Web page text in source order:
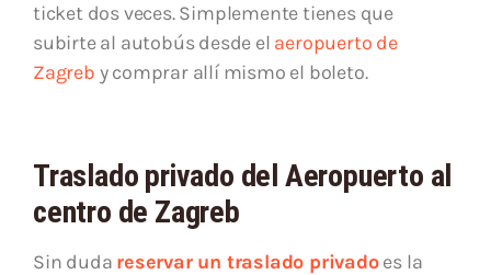
ticket dos veces. Simplemente tienes que
subirte al autobús desde el aeropuerto de
Zagreb y comprar allí mismo el boleto.
Traslado privado del Aeropuerto al
centro de Zagreb
Sin duda reservar un traslado privadoes la